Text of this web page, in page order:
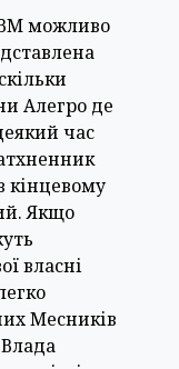
можливо
Алегро де
час
кінцевому
Якщо
власні
Месників
Влада